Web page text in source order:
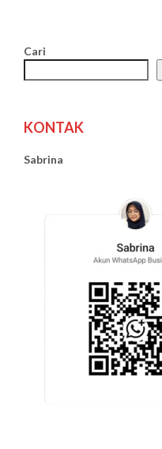
Cari
KONTAK
Sabrina